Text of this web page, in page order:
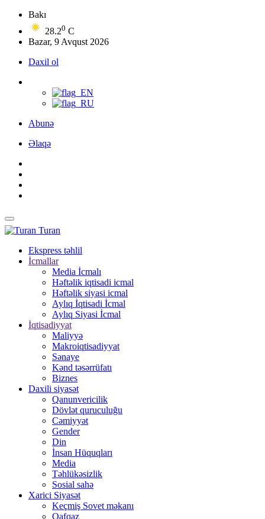
Bakı
28.20 C
Bazar, 9 Avqust 2026
Daxil ol
Abunə
Əlaqə
Turan
Ekspress təhlil
İcmallar
Media İcmalı
Həftəlik iqtisadi icmal
Həftəlik siyasi icmal
Aylıq İqtisadi İcmal
Aylıq Siyasi İcmal
İqtisadiyyat
Maliyyə
Makroiqtisadiyyat
Sənaye
Kənd təsərrüfatı
Biznes
Daxili siyasət
Qanunvericilik
Dövlət quruculuğu
Cəmiyyət
Gender
Din
İnsan Hüquqları
Media
Təhlükəsizlik
Sosial sahə
Xarici Siyasət
Keçmiş Sovet məkanı
Qafqaz